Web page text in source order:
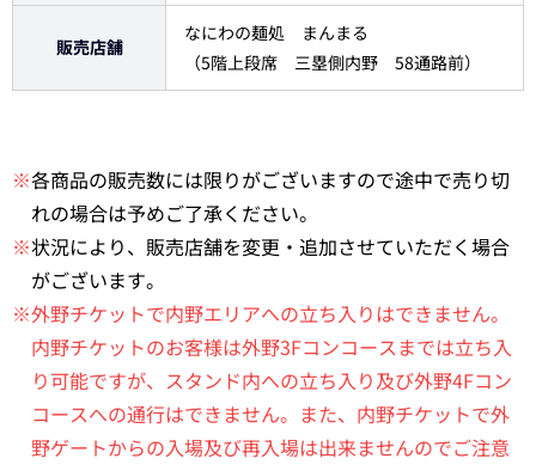
販売店舗
なにわの麺処 まんまる
（5階上段席 三塁側内野 58通路前）
※各商品の販売数には限りがございますので途中で売り切
れの場合は予めご了承ください。
※状況により、販売店舗を変更・追加させていただく場合
がございます。
※外野チケットで内野エリアへの立ち入りはできません。
内野チケットのお客様は外野3Fコンコースまでは立ち入
り可能ですが、スタンド内への立ち入り及び外野4Fコン
コースへの通行はできません。また、内野チケットで外
野ゲートからの入場及び再入場は出来ませんのでご注意